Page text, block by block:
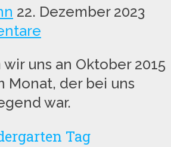
22. Dezember 2023
uns an Oktober 2015
Monat, der bei uns
war.
Tag